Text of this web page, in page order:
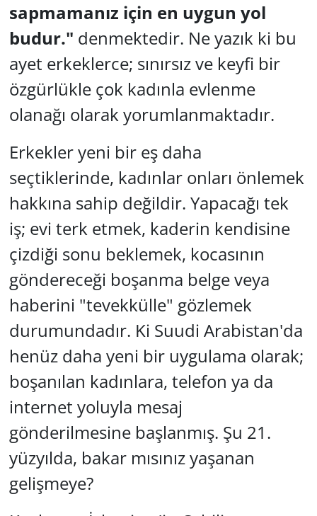
sapmamanız için en uygun yol
budur." denmektedir. Ne yazık ki bu
ayet erkeklerce; sınırsız ve keyfi bir
özgürlükle çok kadınla evlenme
olanağı olarak yorumlanmaktadır.
Erkekler yeni bir eş daha
seçtiklerinde, kadınlar onları önlemek
hakkına sahip değildir. Yapacağı tek
iş; evi terk etmek, kaderin kendisine
çizdiği sonu beklemek, kocasının
göndereceği boşanma belge veya
haberini "tevekkülle" gözlemek
durumundadır. Ki Suudi Arabistan'da
henüz daha yeni bir uygulama olarak;
boşanılan kadınlara, telefon ya da
internet yoluyla mesaj
gönderilmesine başlanmış. Şu 21.
yüzyılda, bakar mısınız yaşanan
gelişmeye?